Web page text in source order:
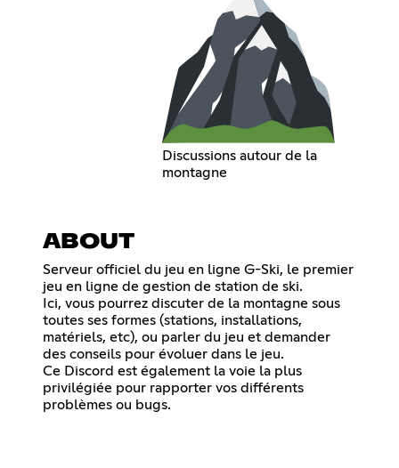
Discussions autour de la
montagne
ABOUT
Serveur officiel du jeu en ligne G-Ski, le premier
jeu en ligne de gestion de station de ski.
Ici, vous pourrez discuter de la montagne sous
toutes ses formes (stations, installations,
matériels, etc), ou parler du jeu et demander
des conseils pour évoluer dans le jeu.
Ce Discord est également la voie la plus
privilégiée pour rapporter vos différents
problèmes ou bugs.